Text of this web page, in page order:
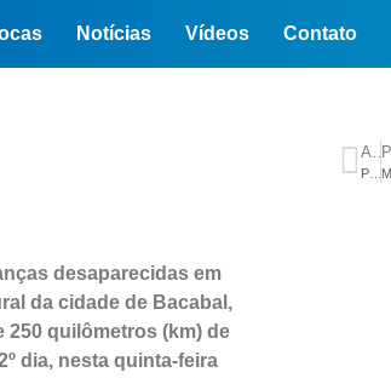
Notícias Vídeos Contato
desaparecidas em
da cidade de Bacabal,
250 quilômetros (km) de
dia, nesta quinta-feira
ANTERIOR
Peritos criminais manifestam preocupação com decisões de Toffoli